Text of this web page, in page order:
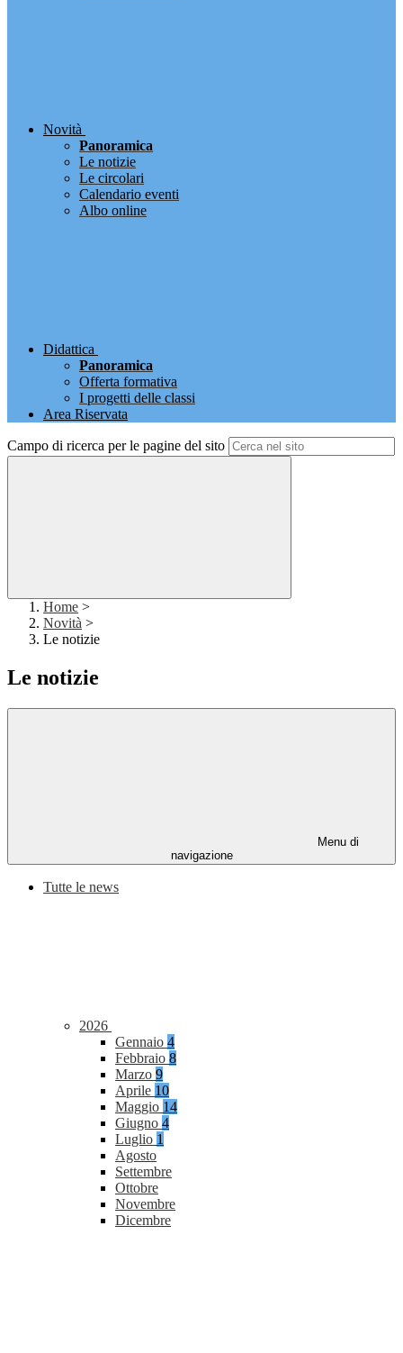
Novità
Panoramica
Le notizie
Le circolari
Calendario eventi
Albo online
Didattica
Panoramica
Offerta formativa
I progetti delle classi
Area Riservata
Campo di ricerca per le pagine del sito
Home >
Novità >
Le notizie
Le notizie
Menu di
navigazione
Tutte le news
2026
Gennaio 4
Febbraio 8
Marzo 9
Aprile 10
Maggio 14
Giugno 4
Luglio 1
Agosto
Settembre
Ottobre
Novembre
Dicembre